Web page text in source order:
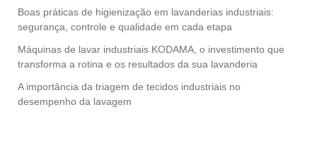
Boas práticas de higienização em lavanderias industriais:
segurança, controle e qualidade em cada etapa
Máquinas de lavar industriais KODAMA, o investimento que
transforma a rotina e os resultados da sua lavanderia
A importância da triagem de tecidos industriais no
desempenho da lavagem